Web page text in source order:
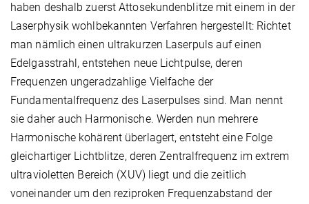
haben deshalb zuerst Attosekundenblitze mit einem in der
Laserphysik wohlbekannten Verfahren hergestellt: Richtet
man nämlich einen ultrakurzen Laserpuls auf einen
Edelgasstrahl, entstehen neue Lichtpulse, deren
Frequenzen ungeradzahlige Vielfache der
Fundamentalfrequenz des Laserpulses sind. Man nennt
sie daher auch Harmonische. Werden nun mehrere
Harmonische kohärent überlagert, entsteht eine Folge
gleichartiger Lichtblitze, deren Zentralfrequenz im extrem
ultravioletten Bereich (XUV) liegt und die zeitlich
voneinander um den reziproken Frequenzabstand der